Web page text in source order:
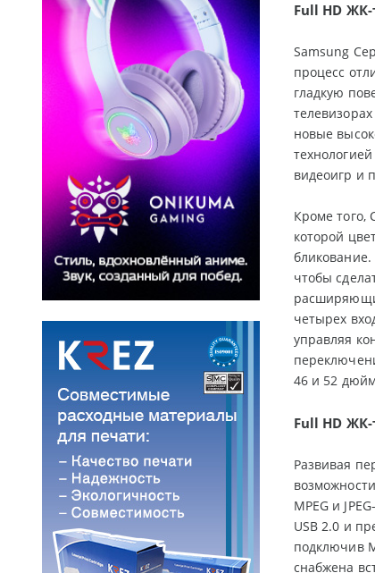
Full HD
Samsung
процесс
гладкую
новые
видеоигр и
Кроме того,
которой
чтобы
четырех
управляя
46 и 52
Full HD
Развивая
MPEG и
USB 2.0 и
подключив
снабжена